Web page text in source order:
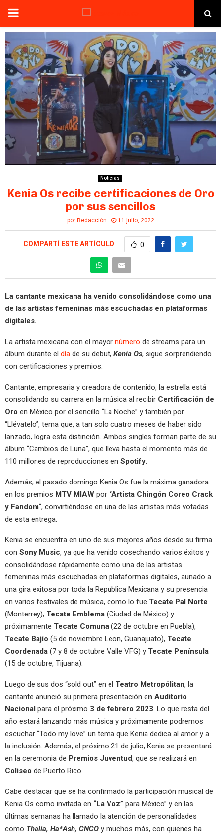
PRIMARY
MENU
Noticias
Kenia Os recibe certificaciones de Oro
por sus sencillos
por Redacción 11 julio, 2022
COMPARTÍ ESTE ARTÍCULO 0
La cantante mexicana ha venido consolidándose como una
de las artistas femeninas más escuchadas en plataformas
digitales.
La artista mexicana con el mayor número de streams para un
álbum durante el día de su debut, Kenia Os, sigue sorprendiendo
con certificaciones y premios.
Cantante, empresaria y creadora de contenido, la estrella está
consolidando su carrera en la música al recibir Certificación de
Oro en México por el sencillo “La Noche” y también por
“Llévatelo”, tema que, a tan solo cuatro meses de haber sido
lanzado, logra esta distinción. Ambos singles forman parte de su
álbum “Cambios de Luna”, que lleva hasta el momento más de
110 millones de reproducciones en Spotify.
Además, el pasado domingo Kenia Os fue la máxima ganadora
en los premios MTV MIAW por “Artista Chingón Coreo Crack
y Fandom“, convirtiéndose en una de las artistas más votadas
de esta entrega.
Kenia se encuentra en uno de sus mejores años desde su firma
con Sony Music, ya que ha venido cosechando varios éxitos y
consolidándose rápidamente como una de las artistas
femeninas más escuchadas en plataformas digitales, aunado a
una gira exitosa por toda la República Mexicana y su presencia
en varios festivales de música, como lo fue Tecate Pal Norte
(Monterrey), Tecate Emblema (Ciudad de México) y
próximamente Tecate Comuna (22 de octubre en Puebla),
Tecate Bajío (5 de noviembre Leon, Guanajuato), Tecate
Coordenada (7 y 8 de octubre Valle VFG) y Tecate Península
(15 de octubre, Tijuana).
Luego de sus dos “sold out” en el Teatro Metropólitan, la
cantante anunció su primera presentación en Auditorio
Nacional para el próximo 3 de febrero 2023. Lo que resta del
año estará lanzando más música y próximamente podremos
escuchar “Todo my love” un tema que Kenia dedica al amor y a
la inclusión. Además, el próximo 21 de julio, Kenia se presentará
en la ceremonia de Premios Juventud, que se realizará en
Coliseo de Puerto Rico.
Cabe destacar que se ha confirmado la participación musical de
Kenia Os como invitada en “La Voz” para México” y en las
últimas semanas ha llamado la atención de personalidades
como Thalía, Ha*Ash, CNCO y muchos más, con quienes ha